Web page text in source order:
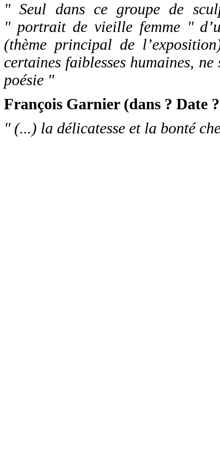
" Seul dans ce groupe de
" portrait de vieille femme "
(thème principal de
certaines faiblesses humaines,
poésie "
François Garnier (dans ? Date
" (...) la délicatesse et la bonté